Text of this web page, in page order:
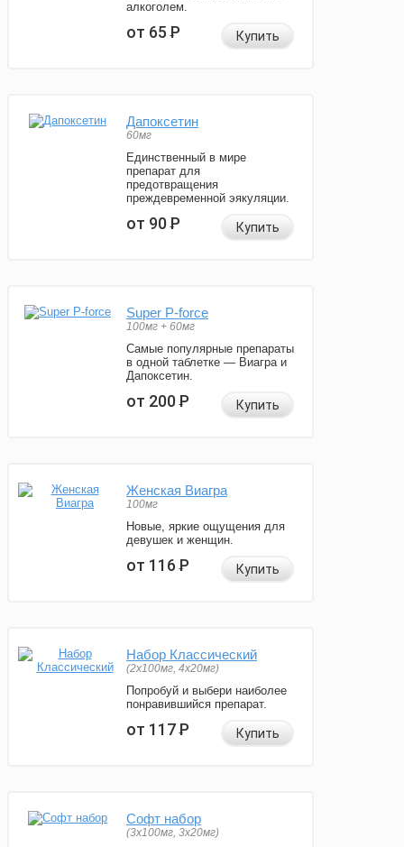
алкоголем.
от 65Р Купить
Дапоксетин
60мг
Единственный в мире
препарат для
предотвращения
преждевременной эякуляции.
от 90Р Купить
Super P-force
100мг + 60мг
Самые популярные препараты
в одной таблетке — Виагра и
Дапоксетин.
от 200Р Купить
Женская Виагра
100мг
Новые, яркие ощущения для
девушек и женщин.
от 116Р Купить
Набор Классический
(2x100мг, 4x20мг)
Попробуй и выбери наиболее
понравившийся препарат.
от 117Р Купить
Софт набор
(3x100мг, 3x20мг)